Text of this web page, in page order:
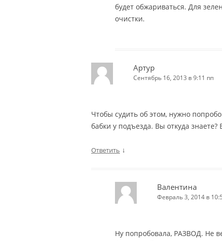
будет обжариваться. Для
очистки.
Артур
Сентябрь 16, 2013 в 9:11 пп
Чтобы судить об этом, нужно
бабки у подъезда. Вы откуда
Ответить ↓
Валентина
Февраль 3, 2014 в
Ну попробовала, РАЗВОД. Не